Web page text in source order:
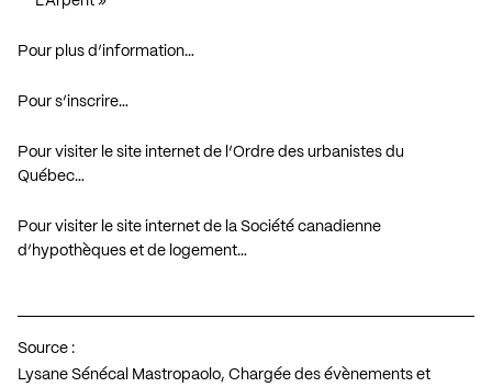
Pour plus d’information…
Pour s’inscrire…
Pour visiter le site internet de l’Ordre des urbanistes du
Québec…
Pour visiter le site internet de la Société canadienne
d’hypothèques et de logement…
Source :
Lysane Sénécal Mastropaolo, Chargée des évènements et